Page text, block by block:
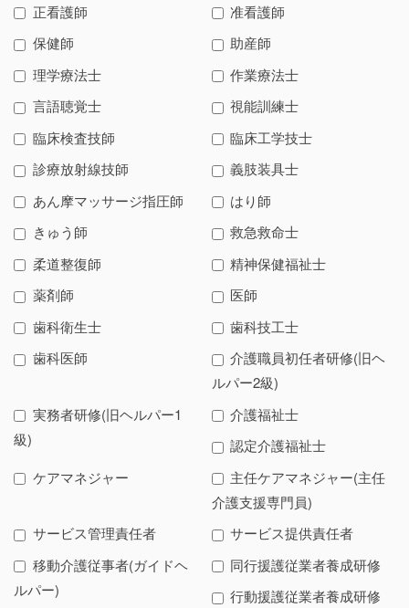
正看護師
准看護師
保健師
助産師
理学療法士
作業療法士
言語聴覚士
視能訓練士
臨床検査技師
臨床工学技士
診療放射線技師
義肢装具士
あん摩マッサージ指圧師
はり師
きゅう師
救急救命士
柔道整復師
精神保健福祉士
薬剤師
医師
歯科衛生士
歯科技工士
歯科医師
介護職員初任者研修(旧ヘ
ルパー2級)
実務者研修(旧ヘルパー1
級)
介護福祉士
認定介護福祉士
ケアマネジャー
主任ケアマネジャー(主任
介護支援専門員)
サービス管理責任者
サービス提供責任者
移動介護従事者(ガイドヘ
ルパー)
同行援護従業者養成研修
行動援護従業者養成研修